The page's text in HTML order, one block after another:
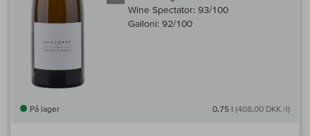
Wine Spectator: 93/100
Galloni: 92/100
På lager 0,75 l (408,00 DKK /l)